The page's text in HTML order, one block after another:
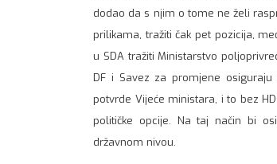
dodao da s njim o tome ne želi
prilikama, tražiti čak pet pozicija,
u SDA tražiti Ministarstvo
DF i Savez za promjene
potvrde Vijeće ministara, i to bez
političke opcije. Na taj način bi
državnom nivou.